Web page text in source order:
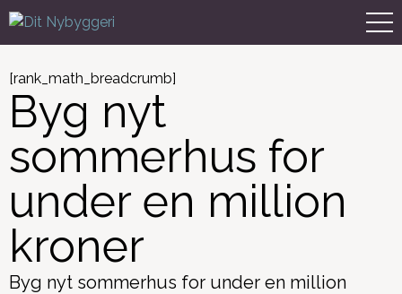
[rank_math_breadcrumb]
Byg nyt
sommerhus for
under en million
kroner
Byg nyt sommerhus for under en million